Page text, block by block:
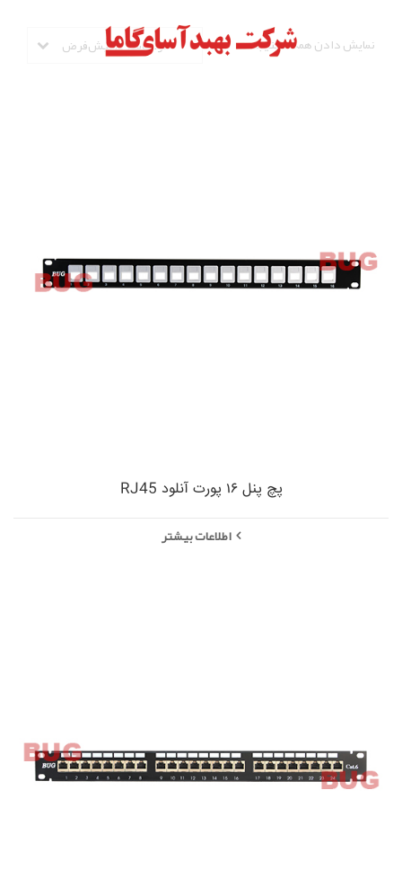
نمایش دادن همه 5 نتیجه مرتب‌سازی پیش‌فرض
پچ پنل ۱۶ پورت آنلود RJ45
اطلاعات بیشتر